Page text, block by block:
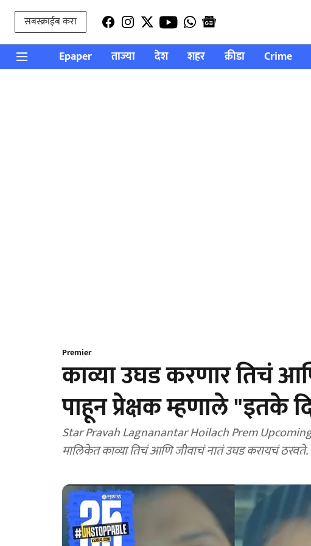
सबस्क्राईब करा
Epaper ताज्या देश शहर क्रीडा Crime
Premier
काव्या उघड करणार तिचं
पाहून प्रेक्षक म्हणाले "इतके
Star Pravah Lagnanantar Hoilach Prem Upcoming
मालिकेत काव्या तिचं आणि जीवाचं नातं उघड करायचं